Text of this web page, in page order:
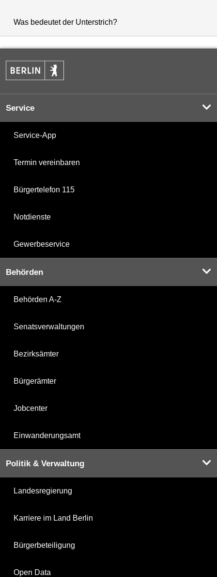
Was bedeutet der Unterstrich?
Service
Service-App
Termin vereinbaren
Bürgertelefon 115
Notdienste
Gewerbeservice
Behörden
Behörden A-Z
Senatsverwaltungen
Bezirksämter
Bürgerämter
Jobcenter
Einwanderungsamt
Politik & Verwaltung
Landesregierung
Karriere im Land Berlin
Bürgerbeteiligung
Open Data